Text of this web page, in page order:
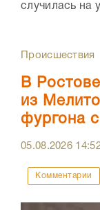
случилась на
Происшествия
В
из
фургона
05.08.2026
Комментарии